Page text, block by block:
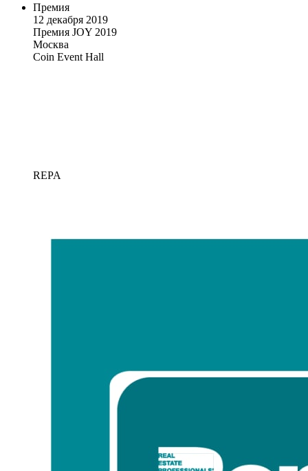
Премия
12 декабря 2019
Премия JOY 2019
Москва
Coin Event Hall
REPA